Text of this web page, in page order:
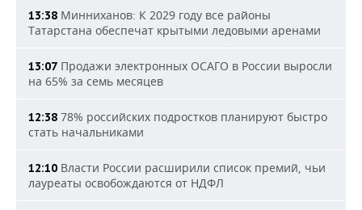
13:38 Минниханов: К 2029 году все районы
Татарстана обеспечат крытыми ледовыми аренами
13:07 Продажи электронных ОСАГО в России выросли
на 65% за семь месяцев
12:38 78% российских подростков планируют быстро
стать начальниками
12:10 Власти России расширили список премий, чьи
лауреаты освобождаются от НДФЛ